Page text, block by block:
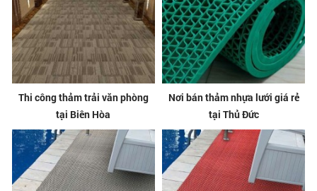
Thi công thảm trải văn phòng
tại Biên Hòa
Nơi bán thảm nhựa lưới giá rẻ
tại Thủ Đức